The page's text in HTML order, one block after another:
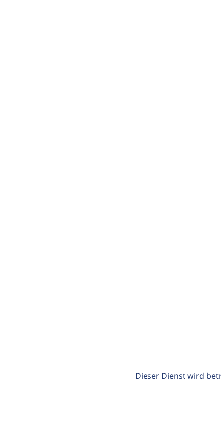
Dieser Dienst wird